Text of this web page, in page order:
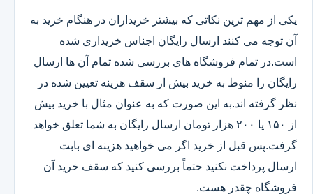
یکی از مهم ترین نکاتی که بیشتر خریداران در هنگام خرید به
آن توجه می کنند ارسال رایگان اجناس خریداری شده
است.در تمام فروشگاه های بررسی شده تمام آن ها ارسال
رایگان را منوط به خرید بیش از سقف هزینه تعیین شده در
نظر گرفته اند.به این صورت که به عنوان مثال با خرید بیش
از ۱۵۰ یا ۲۰۰ هزار تومان ارسال رایگان به شما تعلق خواهد
گرفت.پس قبل از خرید اگر می خواهید هزینه ای بابت
ارسال پرداخت نکنید حتماً بررسی کنید که سقف خرید آن
فروشگاه چقدر هست.